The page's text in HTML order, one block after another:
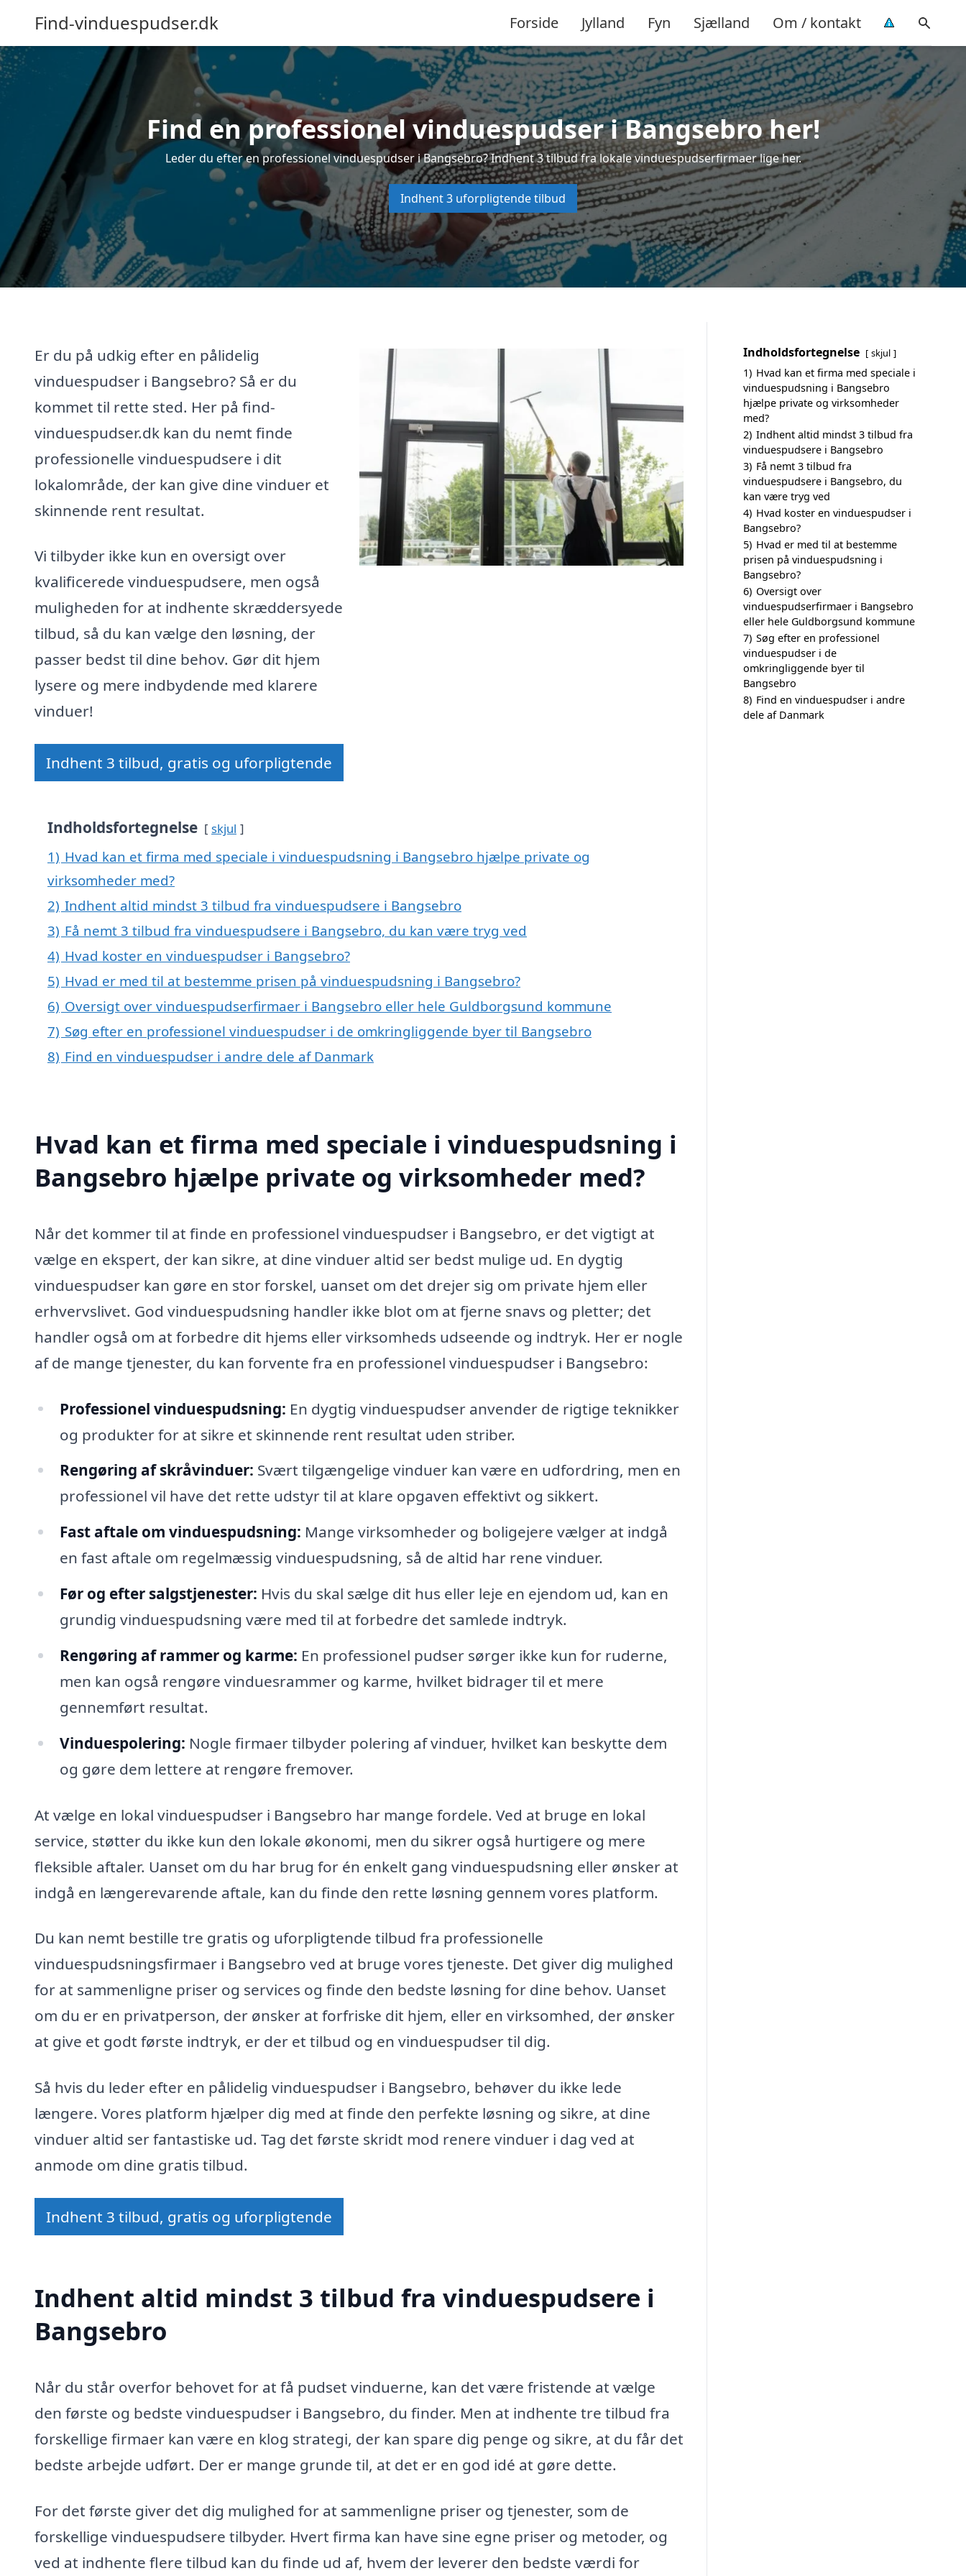
Find-vinduespudser.dk Forside Jylland Fyn Sjælland Om / kontakt
Find en professionel vinduespudser i Bangsebro her!
Leder du efter en professionel vinduespudser i Bangsebro? Indhent 3 tilbud fra lokale vinduespudserfirmaer lige her.
Indhent 3 uforpligtende tilbud
Er du på udkig efter en pålidelig
vinduespudser i Bangsebro? Så er du
kommet til rette sted. Her på find-
vinduespudser.dk kan du nemt finde
professionelle vinduespudsere i dit
lokalområde, der kan give dine vinduer et
skinnende rent resultat.
Vi tilbyder ikke kun en oversigt over
kvalificerede vinduespudsere, men også
muligheden for at indhente skræddersyede
tilbud, så du kan vælge den løsning, der
passer bedst til dine behov. Gør dit hjem
lysere og mere indbydende med klarere
vinduer!
Indhent 3 tilbud, gratis og uforpligtende
Indholdsfortegnelse skjul
1) Hvad kan et firma med speciale i vinduespudsning i Bangsebro hjælpe private og
virksomheder med?
2) Indhent altid mindst 3 tilbud fra vinduespudsere i Bangsebro
3) Få nemt 3 tilbud fra vinduespudsere i Bangsebro, du kan være tryg ved
4) Hvad koster en vinduespudser i Bangsebro?
5) Hvad er med til at bestemme prisen på vinduespudsning i Bangsebro?
6) Oversigt over vinduespudserfirmaer i Bangsebro eller hele Guldborgsund kommune
7) Søg efter en professionel vinduespudser i de omkringliggende byer til Bangsebro
8) Find en vinduespudser i andre dele af Danmark
Hvad kan et firma med speciale i vinduespudsning i
Bangsebro hjælpe private og virksomheder med?
Når det kommer til at finde en professionel vinduespudser i Bangsebro, er det vigtigt at
vælge en ekspert, der kan sikre, at dine vinduer altid ser bedst mulige ud. En dygtig
vinduespudser kan gøre en stor forskel, uanset om det drejer sig om private hjem eller
erhvervslivet. God vinduespudsning handler ikke blot om at fjerne snavs og pletter; det
handler også om at forbedre dit hjems eller virksomheds udseende og indtryk. Her er nogle
af de mange tjenester, du kan forvente fra en professionel vinduespudser i Bangsebro:
Professionel vinduespudsning: En dygtig vinduespudser anvender de rigtige teknikker
og produkter for at sikre et skinnende rent resultat uden striber.
Rengøring af skråvinduer: Svært tilgængelige vinduer kan være en udfordring, men en
professionel vil have det rette udstyr til at klare opgaven effektivt og sikkert.
Fast aftale om vinduespudsning: Mange virksomheder og boligejere vælger at indgå
en fast aftale om regelmæssig vinduespudsning, så de altid har rene vinduer.
Før og efter salgstjenester: Hvis du skal sælge dit hus eller leje en ejendom ud, kan en
grundig vinduespudsning være med til at forbedre det samlede indtryk.
Rengøring af rammer og karme: En professionel pudser sørger ikke kun for ruderne,
men kan også rengøre vinduesrammer og karme, hvilket bidrager til et mere
gennemført resultat.
Vinduespolering: Nogle firmaer tilbyder polering af vinduer, hvilket kan beskytte dem
og gøre dem lettere at rengøre fremover.
At vælge en lokal vinduespudser i Bangsebro har mange fordele. Ved at bruge en lokal
service, støtter du ikke kun den lokale økonomi, men du sikrer også hurtigere og mere
fleksible aftaler. Uanset om du har brug for én enkelt gang vinduespudsning eller ønsker at
indgå en længerevarende aftale, kan du finde den rette løsning gennem vores platform.
Du kan nemt bestille tre gratis og uforpligtende tilbud fra professionelle
vinduespudsningsfirmaer i Bangsebro ved at bruge vores tjeneste. Det giver dig mulighed
for at sammenligne priser og services og finde den bedste løsning for dine behov. Uanset
om du er en privatperson, der ønsker at forfriske dit hjem, eller en virksomhed, der ønsker
at give et godt første indtryk, er der et tilbud og en vinduespudser til dig.
Så hvis du leder efter en pålidelig vinduespudser i Bangsebro, behøver du ikke lede
længere. Vores platform hjælper dig med at finde den perfekte løsning og sikre, at dine
vinduer altid ser fantastiske ud. Tag det første skridt mod renere vinduer i dag ved at
anmode om dine gratis tilbud.
Indhent 3 tilbud, gratis og uforpligtende
Indhent altid mindst 3 tilbud fra vinduespudsere i
Bangsebro
Når du står overfor behovet for at få pudset vinduerne, kan det være fristende at vælge
den første og bedste vinduespudser i Bangsebro, du finder. Men at indhente tre tilbud fra
forskellige firmaer kan være en klog strategi, der kan spare dig penge og sikre, at du får det
bedste arbejde udført. Der er mange grunde til, at det er en god idé at gøre dette.
For det første giver det dig mulighed for at sammenligne priser og tjenester, som de
forskellige vinduespudsere tilbyder. Hvert firma kan have sine egne priser og metoder, og
ved at indhente flere tilbud kan du finde ud af, hvem der leverer den bedste værdi for
Indholdsfortegnelse skjul
1) Hvad kan et firma med speciale i
vinduespudsning i Bangsebro
hjælpe private og virksomheder
med?
2) Indhent altid mindst 3 tilbud fra
vinduespudsere i Bangsebro
3) Få nemt 3 tilbud fra
vinduespudsere i Bangsebro, du
kan være tryg ved
4) Hvad koster en vinduespudser i
Bangsebro?
5) Hvad er med til at bestemme
prisen på vinduespudsning i
Bangsebro?
6) Oversigt over
vinduespudserfirmaer i Bangsebro
eller hele Guldborgsund kommune
7) Søg efter en professionel
vinduespudser i de
omkringliggende byer til
Bangsebro
8) Find en vinduespudser i andre
dele af Danmark